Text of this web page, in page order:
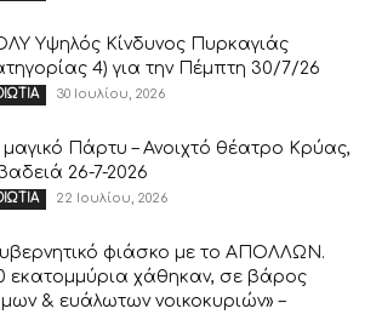
Υψηλός Κίνδυνος Πυρκαγιάς
4) για την Πέμπτη 30/7/26
30 Ιουλίου, 2026
μαγικό Πάρτυ – Ανοιχτό θέατρο Κρύας,
26-7-2026
22 Ιουλίου, 2026
φιάσκο με το ΑΠΟΛΛΩΝ.
εκατομμύρια χάθηκαν, σε βάρος
& ευάλωτων νοικοκυριών» –